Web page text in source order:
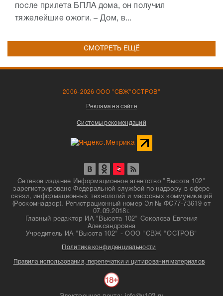
после прилета БПЛА дома, он получил
тяжелейшие ожоги. – Дом, в...
СМОТРЕТЬ ЕЩЁ
2006-2026 ООО "СВЖ"ОСТРОВ"
Реклама на сайте
Системы рекомендаций
Сетевое издание Информационное агентство "Высота 102"
зарегистрировано Федеральной службой по надзору в сфере
связи, информационных технологий и массовых коммуникаций
(Роскомнадзор). Регистрационный номер Эл № ФС77-73619 от
07.09.2018г.
Главный редактор ИА "Высота 102" Соколова Евгения
Александровна
Учредитель ИА "Высота 102" - ООО "СВЖ "ОСТРОВ"
Политика конфиденциальности
Правила использования, перепечатки и цитирования материалов